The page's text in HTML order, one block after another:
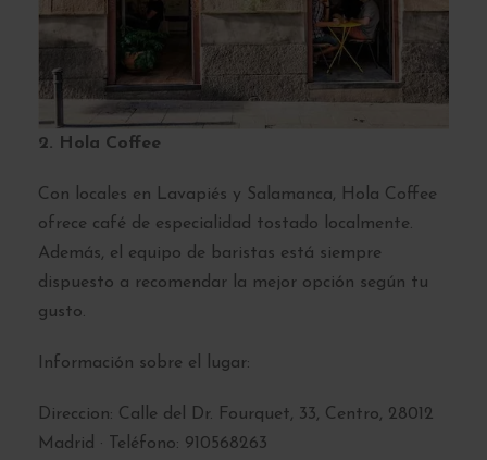
2. Hola Coffee
Con locales en Lavapiés y Salamanca, Hola Coffee
ofrece café de especialidad tostado localmente.
Además, el equipo de baristas está siempre
dispuesto a recomendar la mejor opción según tu
gusto.
Información sobre el lugar:
Direccion: Calle del Dr. Fourquet, 33, Centro, 28012
Madrid · Teléfono: 910568263